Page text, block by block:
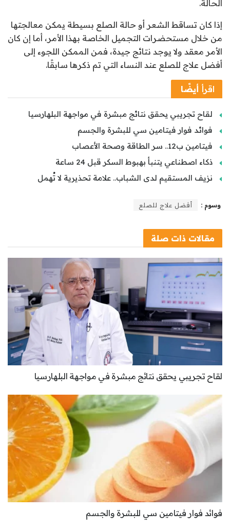
الحالة.
إذا كان تساقط الشعر أو حالة الصلع بسيطة يمكن معالجتها
من خلال مستحضرات التجميل الخاصة بهذا الأمر، أما إن كان
الأمر معقد ولا يوجد نتائج جيدة، فمن الممكن اللجوء إلى
أفضل علاج للصلع عند النساء التي تم ذكرها سابقًا.
اقرأ أيضًا
لقاح تجريبي يحقق نتائج مبشرة في مواجهة البلهارسيا
فوائد فوار فيتامين سي للبشرة والجسم
فيتامين ب12.. سر الطاقة وصحة الأعصاب
ذكاء اصطناعي يتنبأ بهبوط السكر قبل 24 ساعة
نزيف المستقيم لدى الشباب.. علامة تحذيرية لا تُهمل
وسوم : أفضل علاج للصلع
مقالات ذات صلة
لقاح تجريبي يحقق نتائج مبشرة في مواجهة البلهارسيا
فوائد فوار فيتامين سي للبشرة والجسم